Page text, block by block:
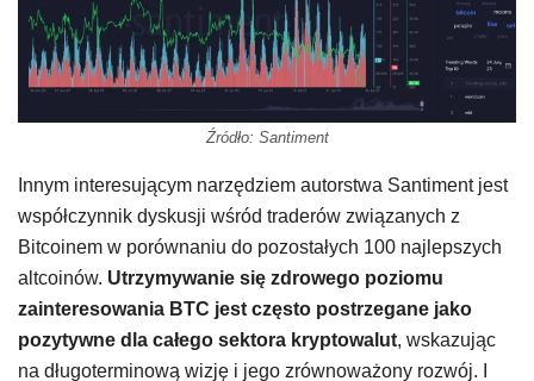
Źródło: Santiment
Innym interesującym narzędziem autorstwa Santiment jest
współczynnik dyskusji wśród traderów związanych z
Bitcoinem w porównaniu do pozostałych 100 najlepszych
altcoinów. Utrzymywanie się zdrowego poziomu
zainteresowania BTC jest często postrzegane jako
pozytywne dla całego sektora kryptowalut, wskazując
na długoterminową wizję i jego zrównoważony rozwój. I